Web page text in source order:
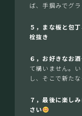
ば、手掴みでグ
５，まな板と包
栓抜き
６，お好きなお
て構いません。
し、そこで新た
７，最後に楽し
さい